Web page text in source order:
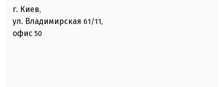
г. Киев,
ул. Владимирская 61/11,
офис 50